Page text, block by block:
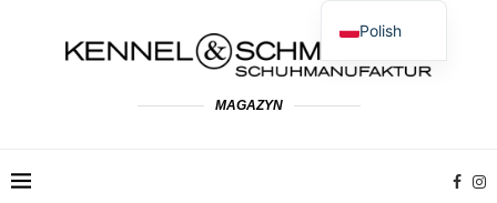
MAGAZYN
Polish
German
English